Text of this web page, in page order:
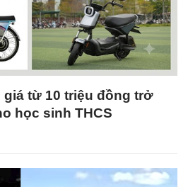
giá từ 10 triệu đồng trở
học sinh THCS